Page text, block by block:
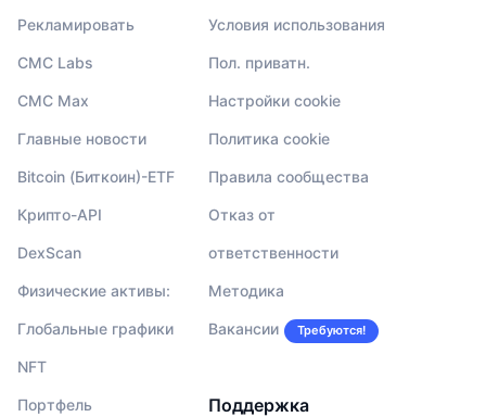
Рекламировать
CMC Labs
CMC Max
Главные новости
Bitcoin (Биткоин)-ETF
Крипто-API
DexScan
Физические активы:
Глобальные графики
NFT
Портфель
Условия использования
Пол. приватн.
Настройки cookie
Политика cookie
Правила сообщества
Отказ от
ответственности
Методика
Вакансии Требуются!
Поддержка